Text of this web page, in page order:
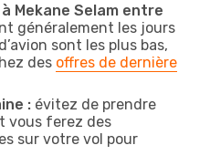
Mekane Selam entre
généralement les jours
sont les plus bas,
des offres de dernière
: évitez de prendre
vous ferez des
sur votre vol pour